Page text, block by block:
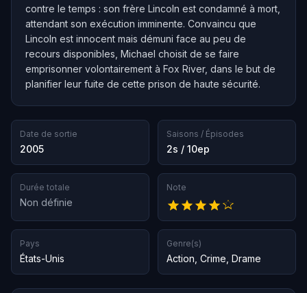
contre le temps : son frère Lincoln est condamné à mort,
attendant son exécution imminente. Convaincu que
Lincoln est innocent mais démuni face au peu de
recours disponibles, Michael choisit de se faire
emprisonner volontairement à Fox River, dans le but de
planifier leur fuite de cette prison de haute sécurité.
Date de sortie
2005
Saisons / Épisodes
2s / 10ep
Durée totale
Non définie
Note
Pays
États-Unis
Genre(s)
Action Crime Drame